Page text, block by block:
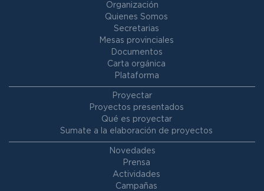
Organización
Quienes Somos
Secretarias
Mesas provinciales
Documentos
Carta orgánica
Plataforma
Proyectar
Proyectos presentados
Qué es proyectar
Sumate a la elaboración de proyectos
Novedades
Prensa
Actividades
Campañas